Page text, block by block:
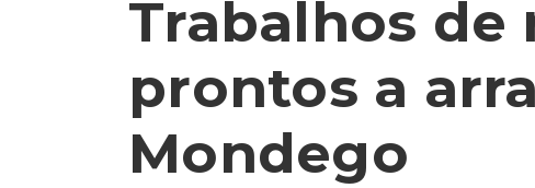
Trabalhos de
prontos a
Mondego